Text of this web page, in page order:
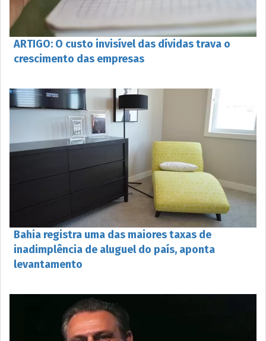
ARTIGO: O custo invisível das dívidas trava o
crescimento das empresas
Bahia registra uma das maiores taxas de
inadimplência de aluguel do país, aponta
levantamento